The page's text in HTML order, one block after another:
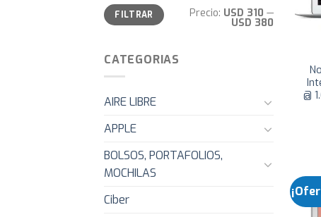
Precio
mínimo
Precio
máximo
FILTRAR Precio: USD 310 —
USD 380
CATEGORIAS
AIRE LIBRE
APPLE
BOLSOS, PORTAFOLIOS,
MOCHILAS
Ciber
@